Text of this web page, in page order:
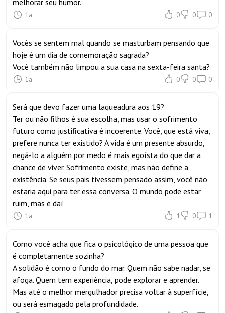
melhorar seu humor.
1a 0 0 0
Vocês se sentem mal quando se masturbam pensando que
hoje é um dia de comemoração sagrada?
Você também não limpou a sua casa na sexta-feira santa?
1a 0 0 0
Será que devo fazer uma laqueadura aos 19?
Ter ou não filhos é sua escolha, mas usar o sofrimento
futuro como justificativa é incoerente. Você, que está viva,
prefere nunca ter existido? A vida é um presente absurdo,
negá-lo a alguém por medo é mais egoísta do que dar a
chance de viver. Sofrimento existe, mas não define a
existência. Se seus pais tivessem pensado assim, você não
estaria aqui para ter essa conversa. O mundo pode estar
ruim, mas e daí
1a 1 0 1
Como você acha que fica o psicológico de uma pessoa que
é completamente sozinha?
A solidão é como o fundo do mar. Quem não sabe nadar, se
afoga. Quem tem experiência, pode explorar e aprender.
Mas até o melhor mergulhador precisa voltar à superfície,
ou será esmagado pela profundidade.